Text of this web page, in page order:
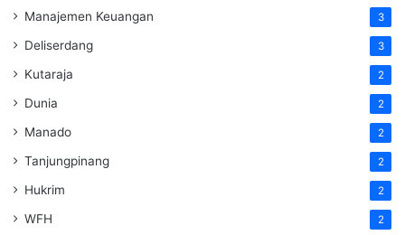
Manajemen Keuangan 3
Deliserdang 3
Kutaraja 2
Dunia 2
Manado 2
Tanjungpinang 2
Hukrim 2
WFH 2